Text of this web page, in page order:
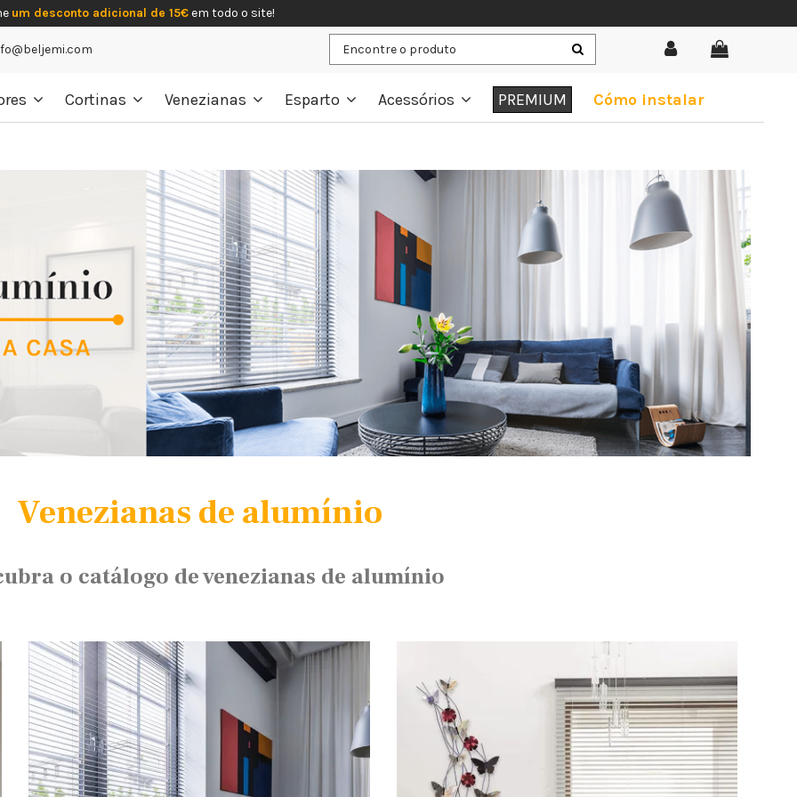
um desconto adicional de 15€em todo o site!
Cortinas Venezianas Esparto Acessórios PREMIUM Cómo instalar
Venezianas de alumínio
o catálogo de venezianas de alumínio